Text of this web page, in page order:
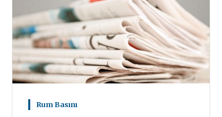
Rum Basını